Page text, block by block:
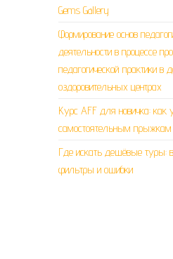
Gems Gallery
Формирование основ
деятельности в процессе
педагогической практики в
оздоровительных центрах
Курс AFF для новичка: как
самостоятельным прыжкам
Где искать дешёвые туры:
фильтры и ошибки